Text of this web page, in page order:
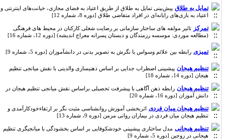
تمایل به طلاق پیش‌بینی تمایل به طلاق از طریق اعتیاد به فضای مجازی، خیانت‌های اینترنتی و
اعتیاد به بازی‌های رایانه‌ای در افراد متقاضی طلاق [دوره 8، شماره 12]
تمرکز تاثیر مولفه های ساختار سازمانی بر رضایت شغلی کارکنان در محیط های فرهنگی
(مطالعه موردی: موسسه رزمندگان و دبستان پسرانه معراج اندیشه) [دوره 12، شماره 16]
تمیزی رابطه بین علائم وسواس با نگرش به تصویر بدنی در دانشآموزان [دوره 5، شماره 9]
تنظیم هیجان پیشبینی اضطراب جدایی بر اساس ذهنیسازی والدینی با نقش میانجی تنظیم
هیجان [دوره 14، شماره 18]
تنظیم هیجان رابطه ذهن آگاهی با پیشرفت تحصیلی براساس نقش میانجی تنظیم هیجان در
دانش آموزان [دوره 16، شماره 20]
تنظیم هیجان میان فردی اثربخشی آموزش روانشناسی مثبت نگر بر ارتقاءخودکارآمدی و
تنظیم هیجان میان فردی در بیماران روانی مزمن [دوره 9، شماره 13]
تنظیم هیجانی مدل ساختاری پیشبینی خودشکوفایی بر اساس بخشودگی با میانجیگری تنظیم
هیجانی در زوجین [دوره 5، شماره 9]